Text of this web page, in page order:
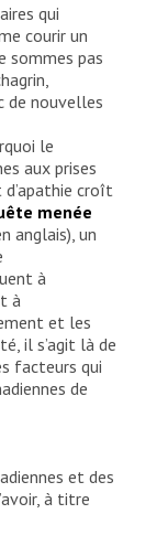
qui
courir un
sommes pas
de nouvelles
le
aux prises
d’apathie croît
menée
anglais), un
à
à
et les
il s’agit là de
facteurs qui
de
et des
à titre